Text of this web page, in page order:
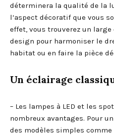
déterminera la qualité de la
l’aspect décoratif que vous
effet, vous trouverez un
design pour harmoniser le
habitat ou en faire la pièce
Un éclairage
– Les lampes à LED et les
nombreux avantages. Pour
des modèles simples